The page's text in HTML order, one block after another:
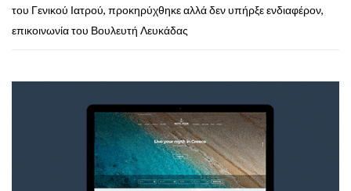
του Γενικού Ιατρού, προκηρύχθηκε αλλά δεν υπήρξε ενδιαφέρον,
επικοινωνία του Βουλευτή Λευκάδας